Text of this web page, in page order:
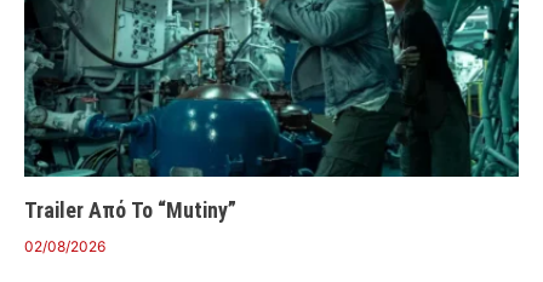
Trailer Από Το “Mutiny”
02/08/2026